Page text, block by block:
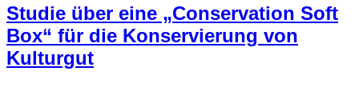
Studie über eine „Conservation Soft
Box“ für die Konservierung von
Kulturgut